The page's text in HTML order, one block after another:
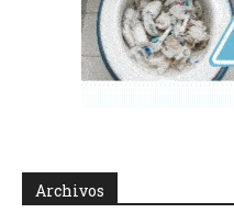
Archivos